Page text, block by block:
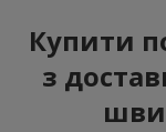
Купити
з